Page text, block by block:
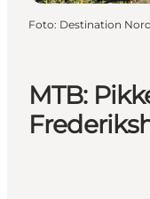
MTB:
Foto: Destination Nord